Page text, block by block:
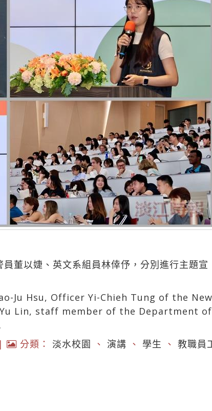
董以婕、英文系組員林倖伃，分別進行主題宣
Ju Hsu, Officer Yi-Chieh Tung of the New
Lin, staff member of the Department of
| 分類： 淡水校園 、 演講 、 學生 、 教職員